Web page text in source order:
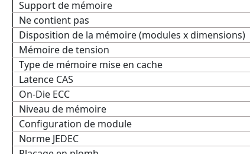
Support de mémoire
Ne contient pas
Disposition de la mémoire (modules x dimensions)
Mémoire de tension
Type de mémoire mise en cache
Latence CAS
On-Die ECC
Niveau de mémoire
Configuration de module
Norme JEDEC